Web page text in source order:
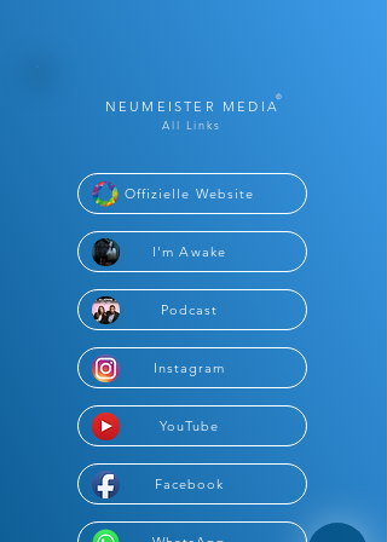
®
NEUMEISTER MEDIA
All Links
Offizielle Website
I'm Awake
Podcast
Instagram
YouTube
Facebook